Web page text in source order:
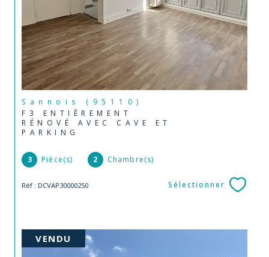
Sannois (95110)
F3 ENTIÈREMENT
RÉNOVÉ AVEC CAVE ET
PARKING
3 Pièce(s) 2 Chambre(s)
Réf : DCVAP30000250 Sélectionner
VENDU